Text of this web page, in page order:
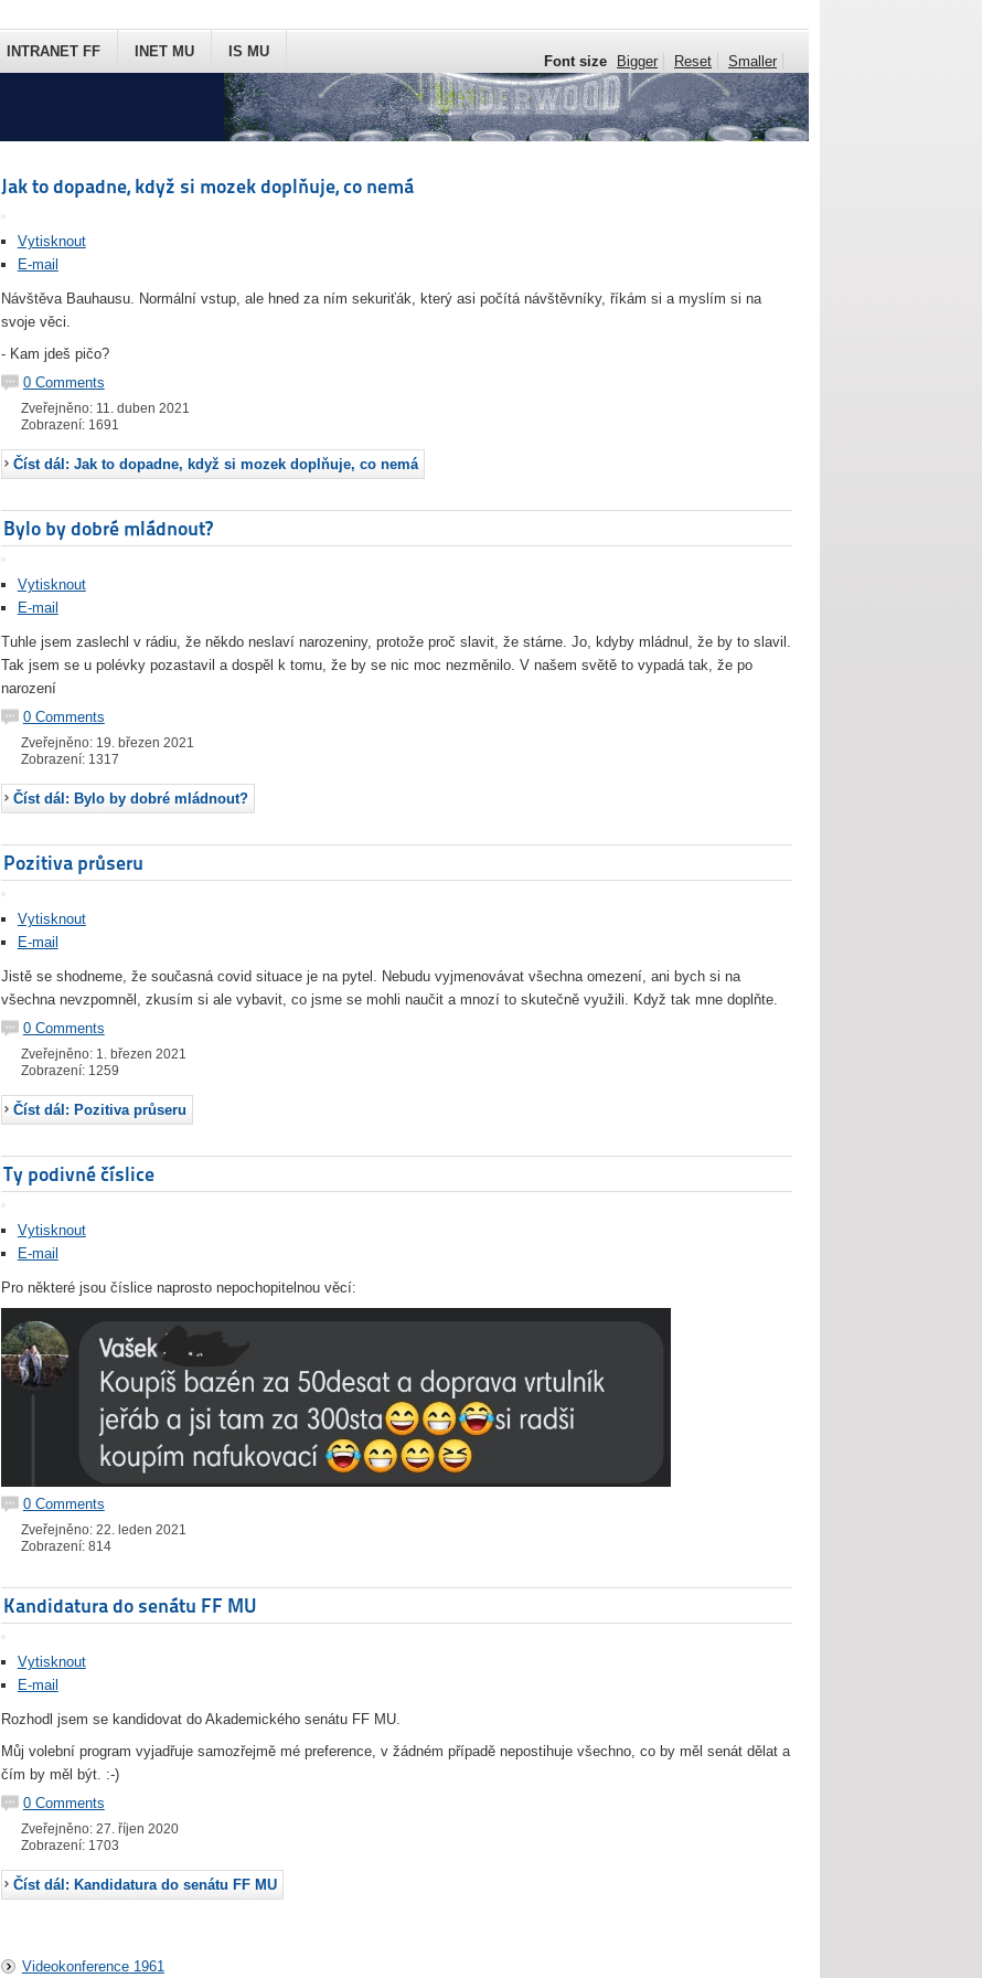
INTRANET FF INET MU IS MU
Font size Bigger Reset Smaller
Jak to dopadne, když si mozek doplňuje, co nemá
Vytisknout
E-mail
Návštěva Bauhausu. Normální vstup, ale hned za ním sekuriťák, který asi počítá návštěvníky, říkám si a myslím si na
svoje věci.
- Kam jdeš pičo?
0 Comments
Zveřejněno: 11. duben 2021
Zobrazení: 1691
Číst dál: Jak to dopadne, když si mozek doplňuje, co nemá
Bylo by dobré mládnout?
Vytisknout
E-mail
Tuhle jsem zaslechl v rádiu, že někdo neslaví narozeniny, protože proč slavit, že stárne. Jo, kdyby mládnul, že by to slavil.
Tak jsem se u polévky pozastavil a dospěl k tomu, že by se nic moc nezměnilo. V našem světě to vypadá tak, že po
narození
0 Comments
Zveřejněno: 19. březen 2021
Zobrazení: 1317
Číst dál: Bylo by dobré mládnout?
Pozitiva průseru
Vytisknout
E-mail
Jistě se shodneme, že současná covid situace je na pytel. Nebudu vyjmenovávat všechna omezení, ani bych si na
všechna nevzpomněl, zkusím si ale vybavit, co jsme se mohli naučit a mnozí to skutečně využili. Když tak mne doplňte.
0 Comments
Zveřejněno: 1. březen 2021
Zobrazení: 1259
Číst dál: Pozitiva průseru
Ty podivné číslice
Vytisknout
E-mail
Pro některé jsou číslice naprosto nepochopitelnou věcí:
0 Comments
Zveřejněno: 22. leden 2021
Zobrazení: 814
Kandidatura do senátu FF MU
Vytisknout
E-mail
Rozhodl jsem se kandidovat do Akademického senátu FF MU.
Můj volební program vyjadřuje samozřejmě mé preference, v žádném případě nepostihuje všechno, co by měl senát dělat a
čím by měl být. :-)
0 Comments
Zveřejněno: 27. říjen 2020
Zobrazení: 1703
Číst dál: Kandidatura do senátu FF MU
Videokonference 1961